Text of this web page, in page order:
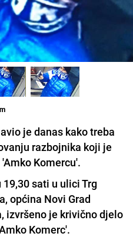
je danas kako treba
razbojnika koji je
Komercu'.
sati u ulici Trg
općina Novi Grad
izvršeno je krivično djelo
Komerc'.